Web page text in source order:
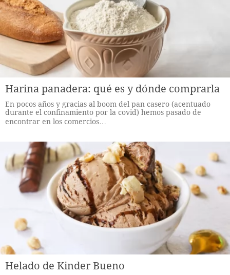
Harina panadera: qué es y dónde comprarla
En pocos años y gracias al boom del pan casero (acentuado
durante el confinamiento por la covid) hemos pasado de
encontrar en los comercios…
Helado de Kinder Bueno